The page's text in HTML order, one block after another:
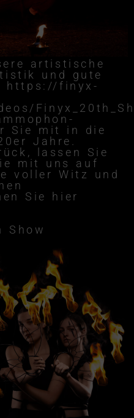
artistische
und gute
https://finyx-
Sie mit in die
Jahre.
lassen Sie
mit uns auf
voller Witz und
Sie hier
Show